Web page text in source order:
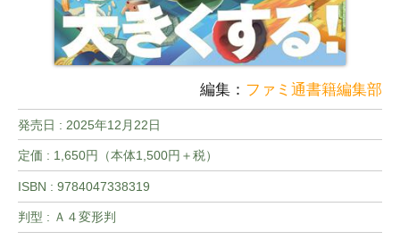
編集： ファミ通書籍編集部
発売日 : 2025年12月22日
定価 : 1,650円（本体1,500円＋税）
ISBN : 9784047338319
判型 : Ａ４変形判